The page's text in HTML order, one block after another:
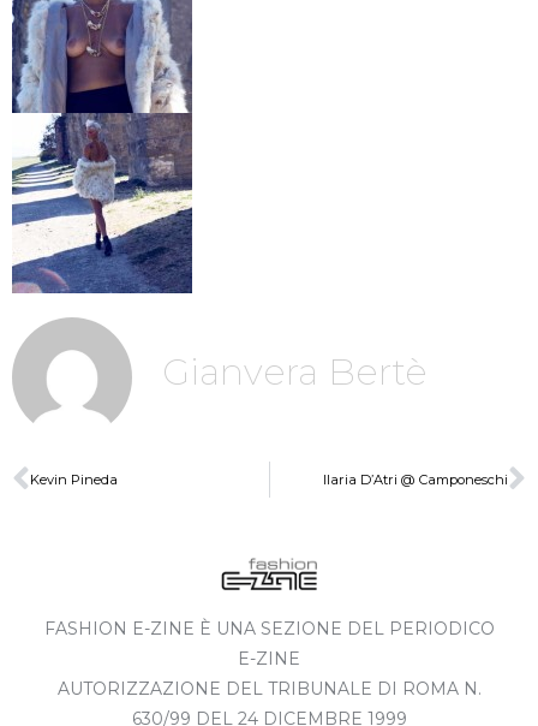
Gianvera Bertè
Kevin Pineda Ilaria D’Atri @ Camponeschi
FASHION E-ZINE È UNA SEZIONE DEL PERIODICO
E-ZINE
AUTORIZZAZIONE DEL TRIBUNALE DI ROMA N.
630/99 DEL 24 DICEMBRE 1999